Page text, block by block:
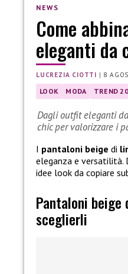
NEWS
Come
eleganti da
LUCREZIA CIOTTI | 8
LOOK MODA TREND
Dagli outfit eleganti
chic per valorizzare i
I pantaloni beige di
eleganza e versatilità.
idee look da copiare
Pantaloni beige
sceglierli